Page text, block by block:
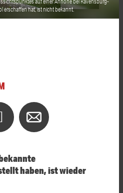
erschaffen hat, ist nicht bekannt.
haben, ist wieder